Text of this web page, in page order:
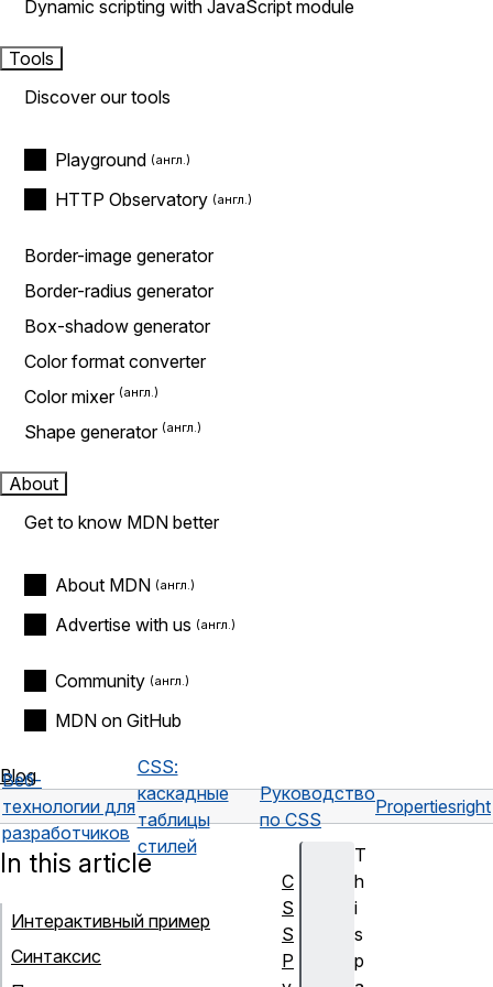
Dynamic scripting with JavaScript module
Tools
Discover our tools
Playground
HTTP Observatory
Border-image generator
Border-radius generator
Box-shadow generator
Color format converter
Color mixer
Shape generator
About
Get to know MDN better
About MDN
Advertise with us
Community
MDN on GitHub
Blog
Веб-
технологии для
разработчиков
CSS:
каскадные
таблицы
стилей
Руководство
по CSS
Propertiesright
T
h
i
s
p
In this article
Интерактивный пример
Синтаксис
C
S
S
Р